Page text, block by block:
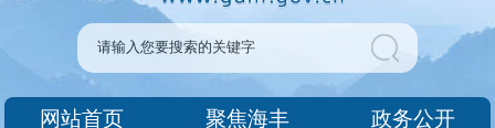
网站首页 聚焦海丰
政务公开